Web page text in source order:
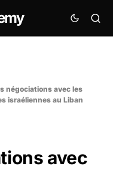
négociations avec les
israéliennes au Liban
avec